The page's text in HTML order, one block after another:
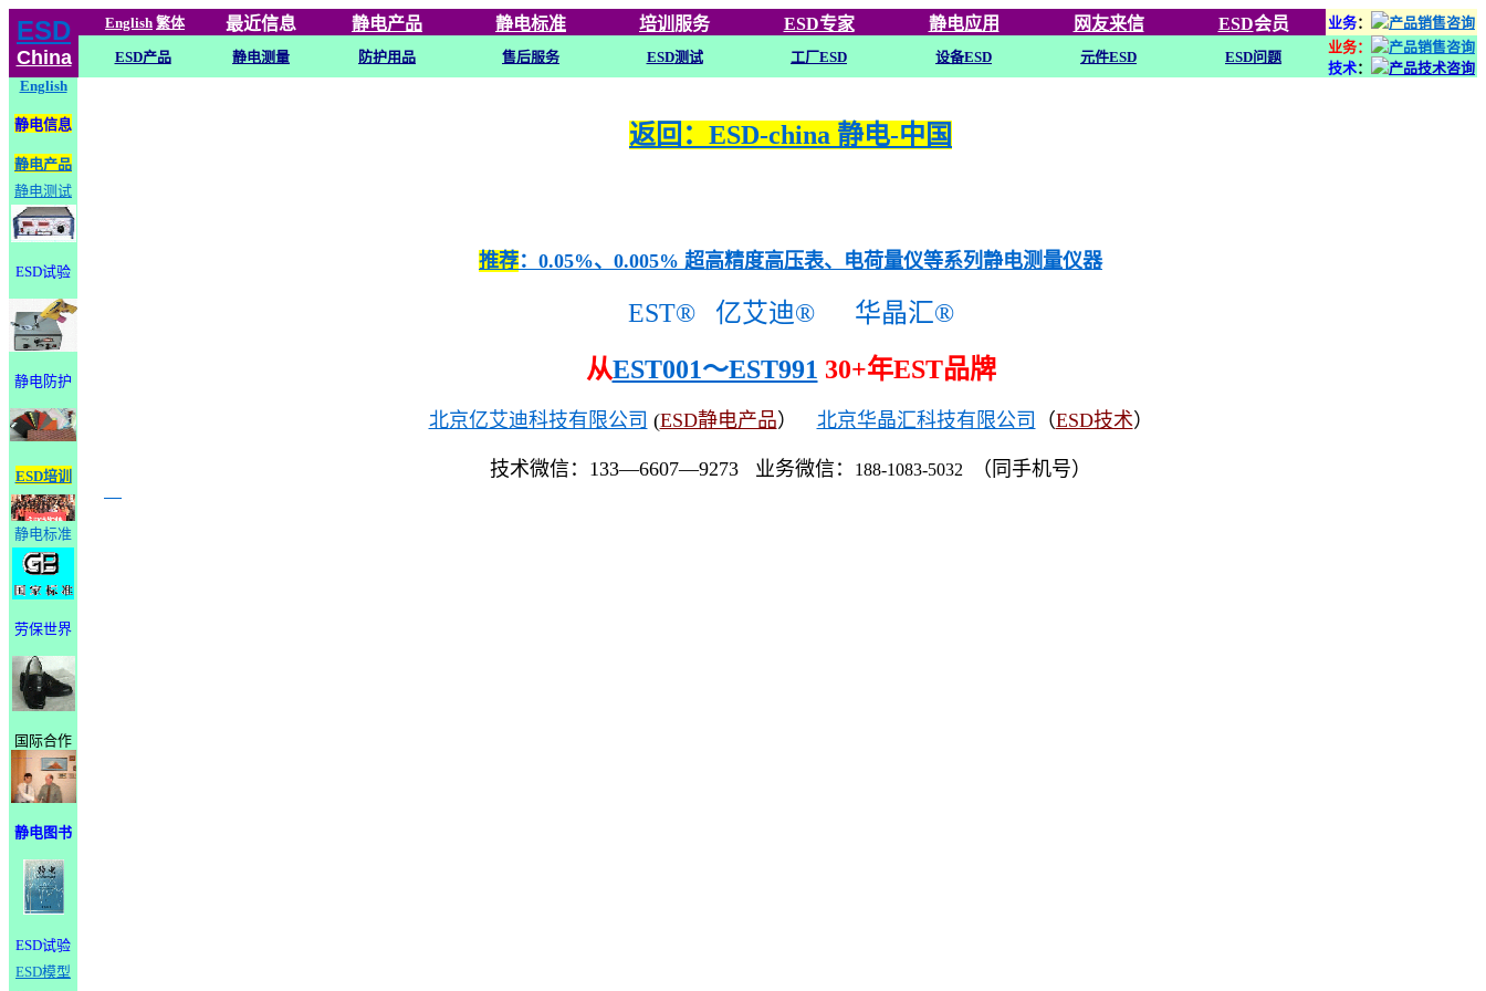
ESD
China
English 繁体 最近信息 静电产品 静电标准 培训 服务 ESD专家 静电应用 网友来信 ESD会员 业务：
ESD产品 静电测量 防护用品 售后服务 ESD测试 工厂ESD 设备ESD 元件ESD ESD问题
业务：
技术：
English
静电信息
静电产品
静电测试
ESD试验
静电防护
ESD培训
静电标准
劳保世界
国际合作
静电图书
ESD试验
ESD模型
返回：ESD-china 静电-中国
推荐：0.05%、0.005% 超高精度高压表、电荷量仪等系列静电测量仪器
EST® 亿艾迪®
华晶汇®
从EST001～EST991 30+年EST品牌
北京亿艾迪科技有限公司 (ESD静电产品） 北京华晶汇科技有限公司 （ESD技术）
技术微信：133—6607—9273 业务微信： 188-1083-5032 （同手机号）